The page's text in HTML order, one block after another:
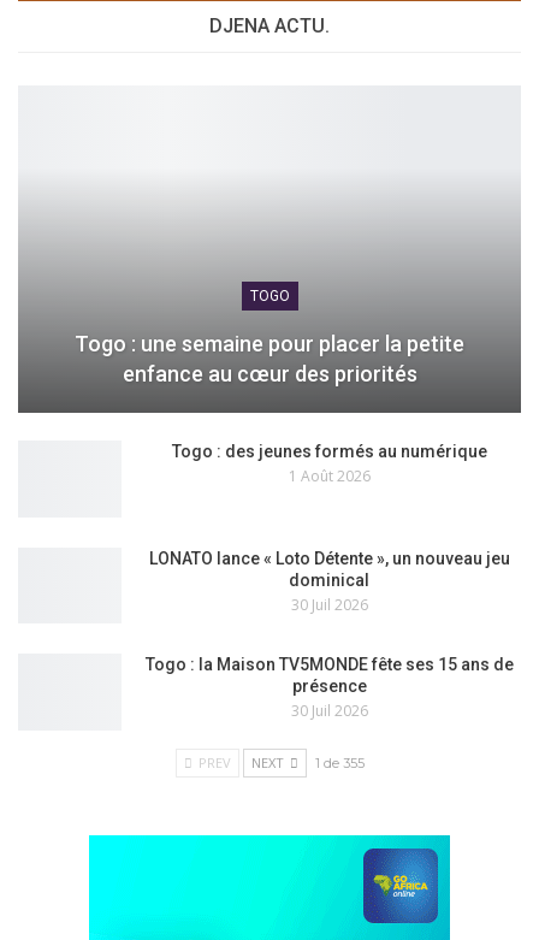
DJENA ACTU.
TOGO
Togo : une semaine pour placer la petite
enfance au cœur des priorités
Togo : des jeunes formés au numérique
1 Août 2026
LONATO lance « Loto Détente », un nouveau jeu
dominical
30 Juil 2026
Togo : la Maison TV5MONDE fête ses 15 ans de
présence
30 Juil 2026
PREV NEXT 1 de 355